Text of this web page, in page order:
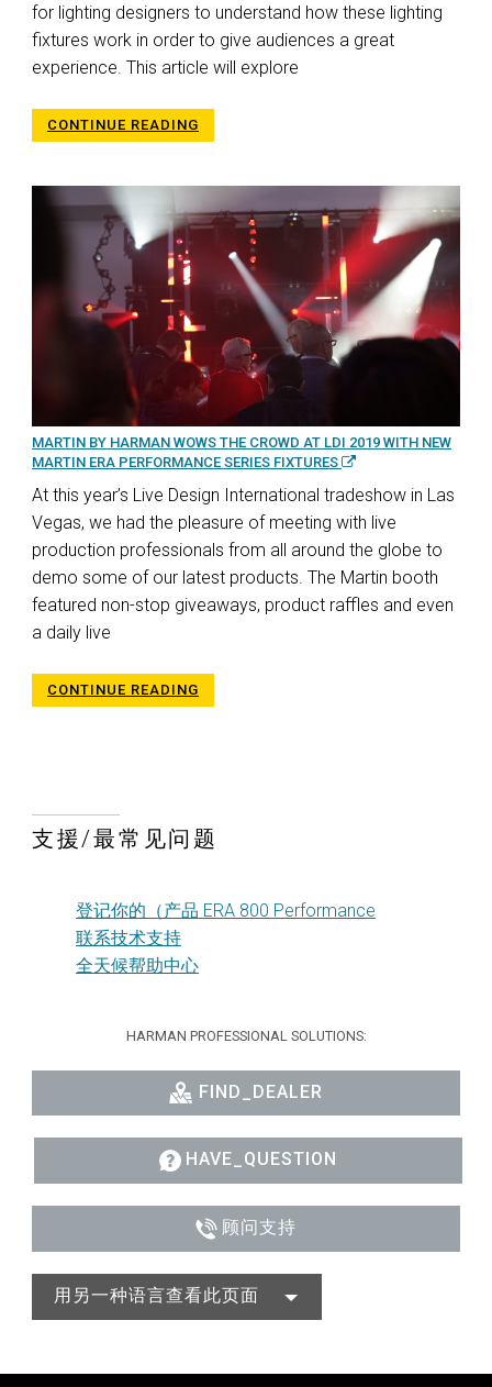
for lighting designers to understand how these lighting
fixtures work in order to give audiences a great
experience. This article will explore
CONTINUE READING
MARTIN BY HARMAN WOWS THE CROWD AT LDI 2019 WITH NEW
MARTIN ERA PERFORMANCE SERIES FIXTURES
At this year’s Live Design International tradeshow in Las
Vegas, we had the pleasure of meeting with live
production professionals from all around the globe to
demo some of our latest products. The Martin booth
featured non-stop giveaways, product raffles and even
a daily live
CONTINUE READING
支援/最常见问题
登记你的（产品 ERA 800 Performance
联系技术支持
全天候帮助中心
HARMAN PROFESSIONAL SOLUTIONS:
FIND_DEALER
HAVE_QUESTION
顾问支持
用另一种语言查看此页面